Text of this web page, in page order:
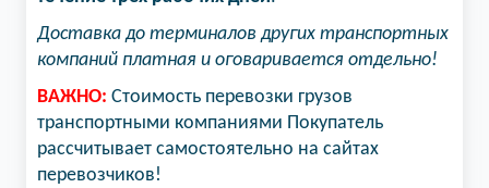
Доставка до терминалов других транспортных
компаний платная и оговаривается отдельно!
ВАЖНО: Стоимость перевозки грузов
транспортными компаниями Покупатель
рассчитывает самостоятельно на сайтах
перевозчиков!